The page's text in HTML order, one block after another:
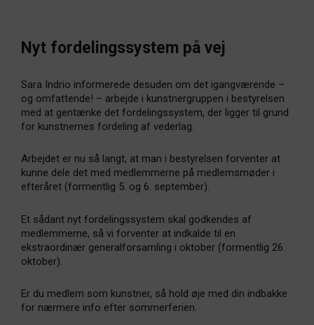
Nyt fordelingssystem på vej
Sara Indrio informerede desuden om det igangværende –
og omfattende! – arbejde i kunstnergruppen i bestyrelsen
med at gentænke det fordelingssystem, der ligger til grund
for kunstnernes fordeling af vederlag.
Arbejdet er nu så langt, at man i bestyrelsen forventer at
kunne dele det med medlemmerne på medlemsmøder i
efteråret (formentlig 5. og 6. september).
Et sådant nyt fordelingssystem skal godkendes af
medlemmerne, så vi forventer at indkalde til en
ekstraordinær generalforsamling i oktober (formentlig 26.
oktober).
Er du medlem som kunstner, så hold øje med din indbakke
for nærmere info efter sommerferien.